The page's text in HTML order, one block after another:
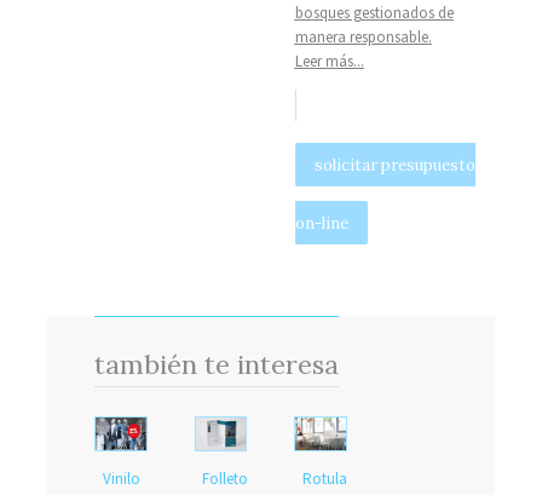
bosques gestionados de
manera responsable.
Leer más...
solicitar presupuesto
on-line
también te interesa
Vinilo
Folletos,
Rotulación